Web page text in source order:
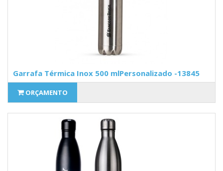
Garrafa Térmica Inox 500 mlPersonalizado -13845
ORÇAMENTO